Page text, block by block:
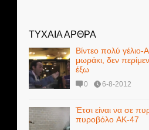
ΤΥΧΑΙΑ ΑΡΘΡΑ
Βίντεο πολύ
μωράκι, δεν
έξω
0 6-8-2012
Έτσι είναι να σε
πυροβόλο AK-47